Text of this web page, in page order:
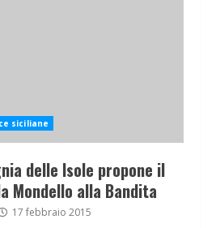
siciliane
delle Isole propone il
Mondello alla Bandita
17 febbraio 2015